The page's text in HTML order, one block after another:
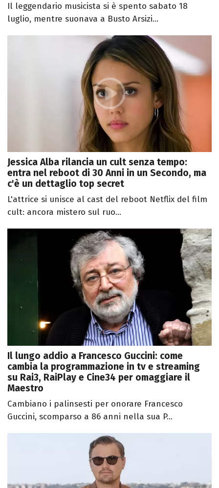
Il leggendario musicista si è spento sabato 18
luglio, mentre suonava a Busto Arsizi...
Jessica Alba rilancia un cult senza tempo:
entra nel reboot di 30 Anni in un Secondo, ma
c'è un dettaglio top secret
L'attrice si unisce al cast del reboot Netflix del film
cult: ancora mistero sul ruo...
Il lungo addio a Francesco Guccini: come
cambia la programmazione in tv e streaming
su Rai3, RaiPlay e Cine34 per omaggiare il
Maestro
Cambiano i palinsesti per onorare Francesco
Guccini, scomparso a 86 anni nella sua P...